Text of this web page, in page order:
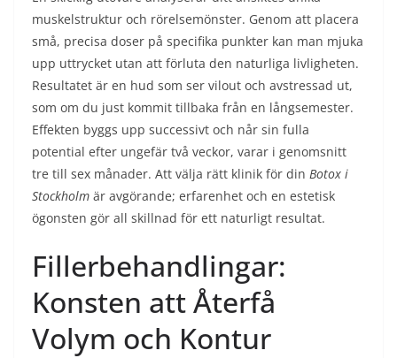
muskelstruktur och rörelsemönster. Genom att placera
små, precisa doser på specifika punkter kan man mjuka
upp uttrycket utan att förluta den naturliga livligheten.
Resultatet är en hud som ser vilout och avstressad ut,
som om du just kommit tillbaka från en långsemester.
Effekten byggs upp successivt och når sin fulla
potential efter ungefär två veckor, varar i genomsnitt
tre till sex månader. Att välja rätt klinik för din Botox i
Stockholm är avgörande; erfarenhet och en estetisk
ögonsten gör all skillnad för ett naturligt resultat.
Fillerbehandlingar:
Konsten att Återfå
Volym och Kontur